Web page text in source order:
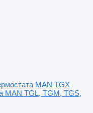
MAN TGX
MAN TGL, TGM, TGS,